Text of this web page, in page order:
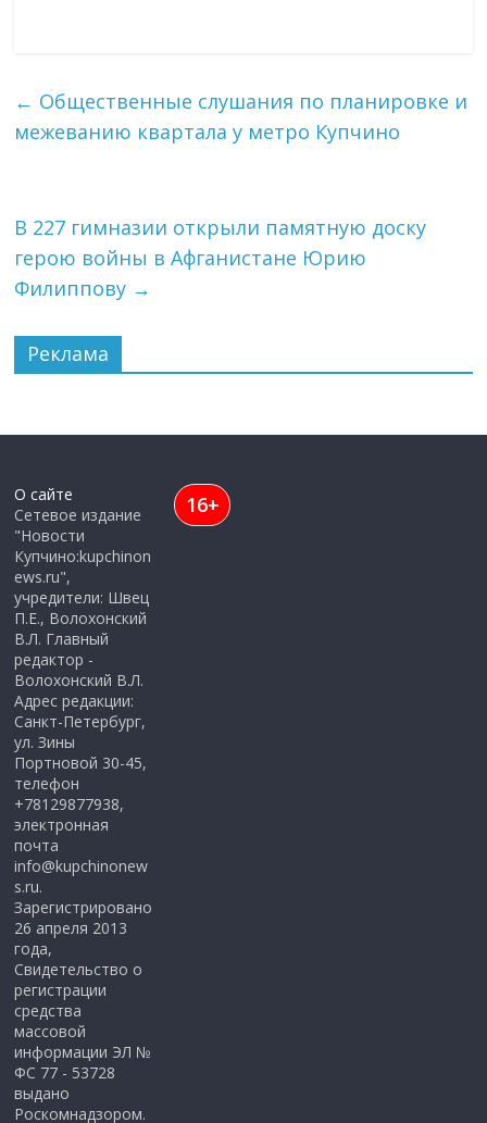
← Общественные слушания по планировке и
межеванию квартала у метро Купчино
В 227 гимназии открыли памятную доску
герою войны в Афганистане Юрию
Филиппову →
Реклама
О сайте
Сетевое издание
"Новости
Купчино:kupchinon
ews.ru",
учредители: Швец
П.Е., Волохонский
В.Л. Главный
редактор -
Волохонский В.Л.
Адрес редакции:
Санкт-Петербург,
ул. Зины
Портновой 30-45,
телефон
+78129877938,
электронная
почта
info@kupchinonew
s.ru.
Зарегистрировано
26 апреля 2013
года,
Свидетельство о
регистрации
средства
массовой
информации ЭЛ №
ФС 77 - 53728
выдано
Роскомнадзором.
16+